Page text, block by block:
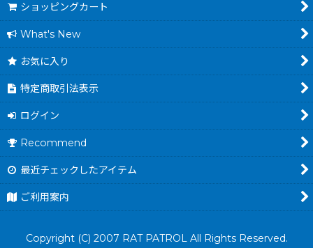
ショッピングカート
What's New
お気に入り
特定商取引法表示
ログイン
Recommend
最近チェックしたアイテム
ご利用案内
Copyright (C) 2007 RAT PATROL All Rights Reserved.